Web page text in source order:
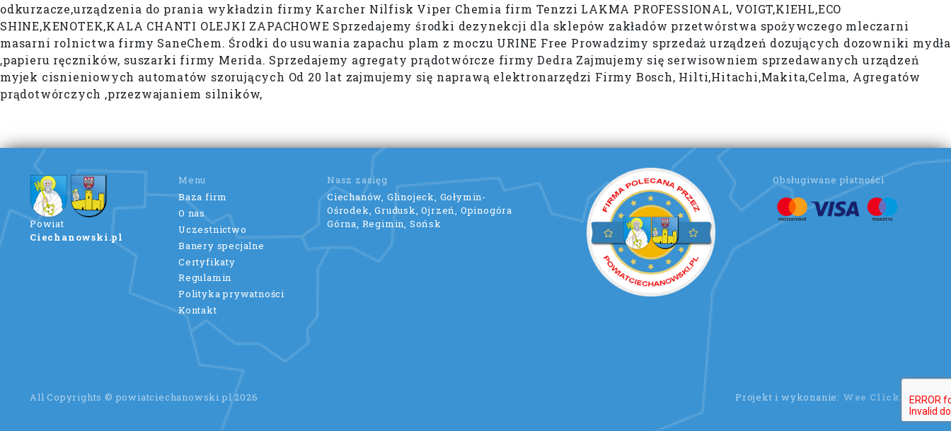
odkurzacze,urządzenia do prania wykładzin firmy Karcher Nilfisk Viper Chemia firm Tenzzi LAKMA PROFESSIONAL, VOIGT,KIEHL,ECO
SHINE,KENOTEK,KALA CHANTI OLEJKI ZAPACHOWE Sprzedajemy środki dezynekcji dla sklepów zakładów przetwórstwa spożywczego mleczarni
masarni rolnictwa firmy SaneChem. Środki do usuwania zapachu plam z moczu URINE Free Prowadzimy sprzedaż urządzeń dozujących dozowniki mydła
,papieru ręczników, suszarki firmy Merida. Sprzedajemy agregaty prądotwórcze firmy Dedra Zajmujemy się serwisowniem sprzedawanych urządzeń
myjek cisnieniowych automatów szorujących Od 20 lat zajmujemy się naprawą elektronarzędzi Firmy Bosch, Hilti,Hitachi,Makita,Celma, Agregatów
prądotwórczych ,przezwajaniem silników,
Powiat
Ciechanowski.pl
Menu
Baza firm
O nas
Uczestnictwo
Banery specjalne
Certyfikaty
Regulamin
Polityka prywatności
Kontakt
Nasz zasięg
Ciechanów, Glinojeck, Gołymin-
Ośrodek, Grudusk, Ojrzeń, Opinogóra
Górna, Regimin, Sońsk
Obsługiwane płatności
All Copyrights © powiatciechanowski.pl 2026 Projekt i wykonanie: Wee Click